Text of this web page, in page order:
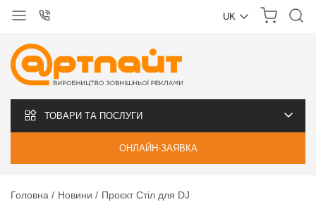
UK
ТОВАРИ ТА ПОСЛУГИ
ОНЛАЙН-ЗАЯВКА
Головна Новини Проєкт Стіл для DJ